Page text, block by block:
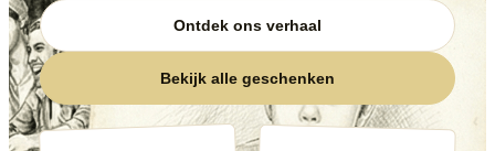
Ontdek ons verhaal
Bekijk alle geschenken